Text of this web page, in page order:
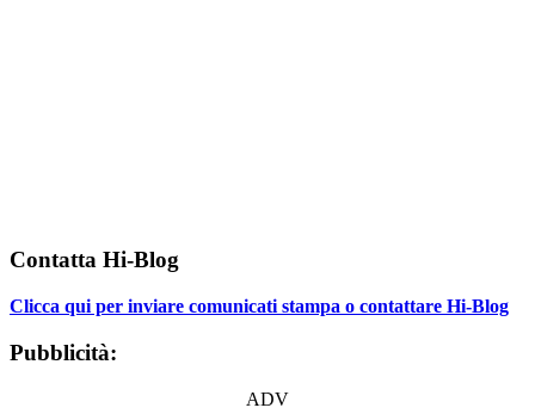
Contatta Hi-Blog
Clicca qui per inviare comunicati stampa o contattare Hi-Blog
Pubblicità:
ADV